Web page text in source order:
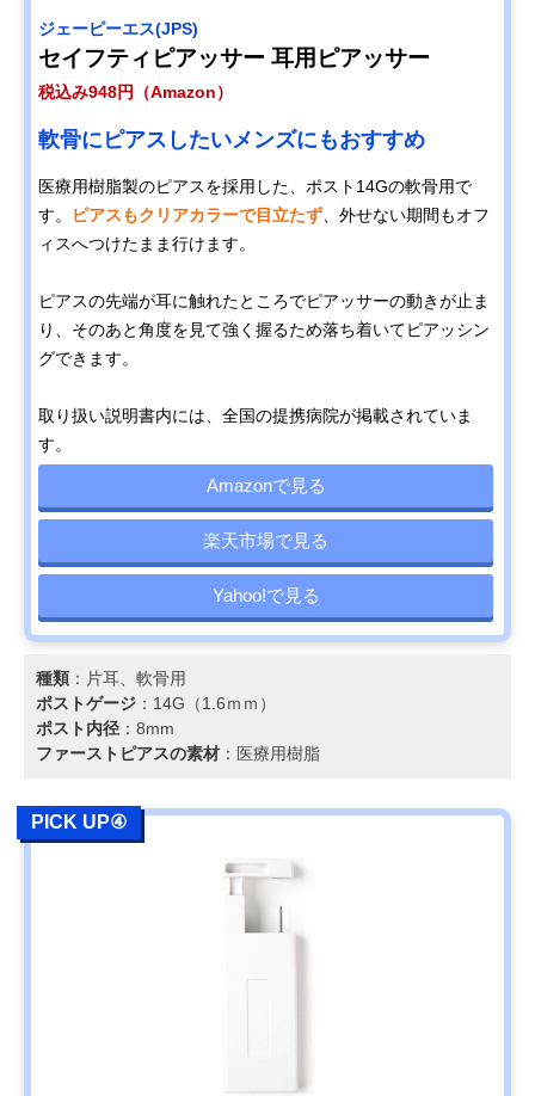
ジェーピーエス(JPS)
セイフティピアッサー 耳用ピアッサー
税込み948円（Amazon）
軟骨にピアスしたいメンズにもおすすめ
医療用樹脂製のピアスを採用した、ポスト14Gの軟骨用で
す。
ピアスもクリアカラーで目立たず 、外せない期間もオフ
ィスへつけたまま行けます。
ピアスの先端が耳に触れたところでピアッサーの動きが止ま
り、そのあと角度を見て強く握るため落ち着いてピアッシン
グできます。
取り扱い説明書内には、全国の提携病院が掲載されていま
す。
Amazonで見る
楽天市場で見る
Yahoo!で見る
種類 ：片耳、軟骨用
ポストゲージ ：14G（1.6ｍｍ）
ポスト内径 ：8mm
ファーストピアスの素材 ：医療用樹脂
PICK UP④